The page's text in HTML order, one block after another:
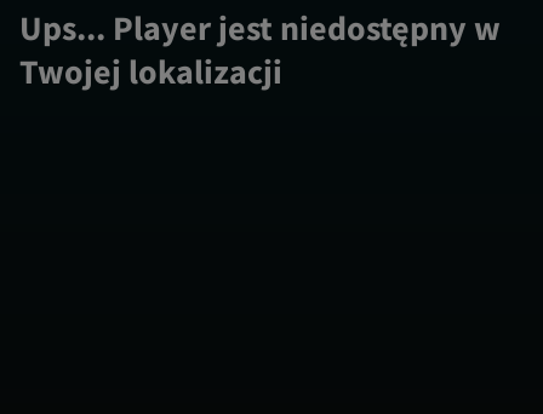
Ups... Player jest niedostępny w
Twojej lokalizacji